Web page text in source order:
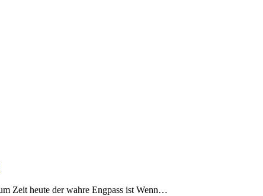
Zeit heute der wahre Engpass ist Wenn…